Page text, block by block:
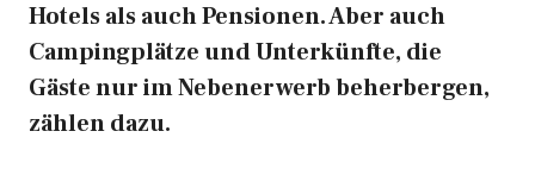
Hotels als auch Pensionen. Aber auch
Campingplätze und Unterkünfte, die
Gäste nur im Nebenerwerb beherbergen,
zählen dazu.